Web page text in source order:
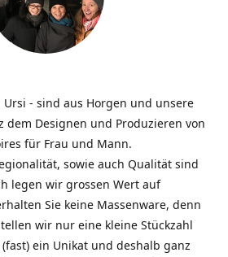
- sind aus Horgen und unsere
dem Designen und Produzieren von
für Frau und Mann.
sowie auch Qualität sind
legen wir grossen Wert auf
Sie keine Massenware, denn
wir nur eine kleine Stückzahl
(fast) ein Unikat und deshalb ganz